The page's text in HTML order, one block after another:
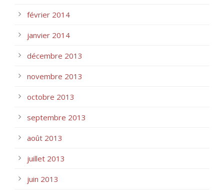
février 2014
janvier 2014
décembre 2013
novembre 2013
octobre 2013
septembre 2013
août 2013
juillet 2013
juin 2013